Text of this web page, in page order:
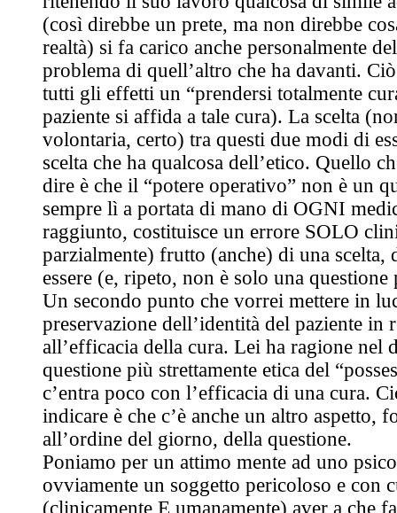
(così direbbe un prete, ma non direbbe
realtà) si fa carico anche personalmente
problema di quell’altro che ha davanti. Ciò
tutti gli effetti un “prendersi totalmente
paziente si affida a tale cura). La scelta
volontaria, certo) tra questi due modi di
scelta che ha qualcosa dell’etico. Quello
dire è che il “potere operativo” non è un
sempre lì a portata di mano di OGNI
raggiunto, costituisce un errore SOLO
parzialmente) frutto (anche) di una scelta,
essere (e, ripeto, non è solo una
Un secondo punto che vorrei mettere in
preservazione dell’identità del paziente in
all’efficacia della cura. Lei ha ragione nel
questione più strettamente etica del
c’entra poco con l’efficacia di una cura.
indicare è che c’è anche un altro aspetto,
all’ordine del giorno, della questione.
Poniamo per un attimo mente ad uno
ovviamente un soggetto pericoloso e con
(clinicamente E umanamente) aver a che